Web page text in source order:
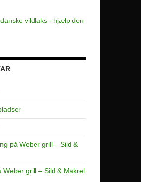
vildlaks - hjælp den
på Weber grill – Sild &
Weber grill – Sild & Makrel